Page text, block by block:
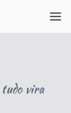
tudo vira